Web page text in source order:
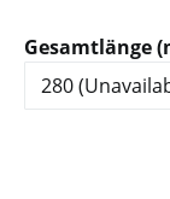
Select
Gesamtlänge